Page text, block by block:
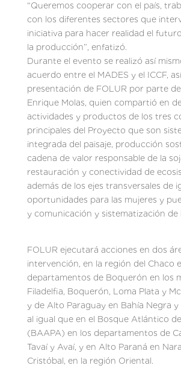
“Queremos cooperar con el país,
con los diferentes sectores que
iniciativa para hacer realidad el
la producción”, enfatizó.
Durante el evento se realizó así
acuerdo entre el MADES y el ICCF,
presentación de FOLUR por parte
Enrique Molas, quien compartió en
actividades y productos de los tres
principales del Proyecto que son
integrada del paisaje, producción
cadena de valor responsable de la
restauración y conectividad de
además de los ejes transversales de
oportunidades para las mujeres y
y comunicación y sistematización de
FOLUR ejecutará acciones en dos
intervención, en la región del Chaco
departamentos de Boquerón en los
Filadelfia, Boquerón, Loma Plata y
y de Alto Paraguay en Bahía Negra
al igual que en el Bosque Atlántico
(BAAPA) en los departamentos de
Tavaí y Avaí, y en Alto Paraná en
Cristóbal, en la región Oriental.